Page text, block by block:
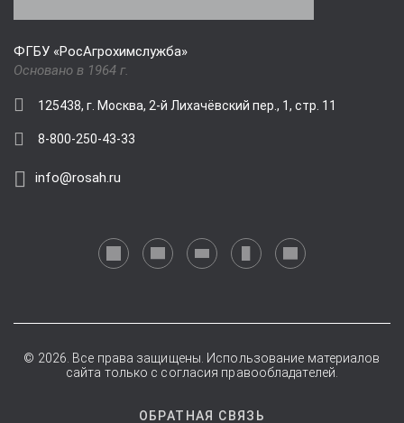
ФГБУ «РосАгрохимслужба»
Основано в 1964 г.
125438, г. Москва, 2-й Лихачёвский пер., 1, стр. 11
8-800-250-43-33
info@rosah.ru
© 2026. Все права защищены. Использование материалов
сайта только с согласия правообладателей.
ОБРАТНАЯ СВЯЗЬ